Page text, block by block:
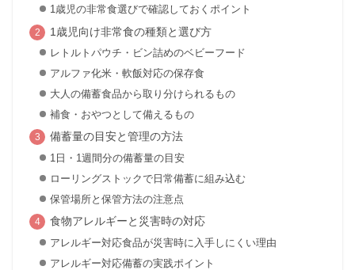
1歳児の非常食選びで確認しておくポイント
1歳児向け非常食の種類と選び方
レトルトパウチ・ビン詰めのベビーフード
アルファ化米・軟飯対応の保存食
大人の備蓄食品から取り分けられるもの
補食・おやつとして備えるもの
備蓄量の目安と管理の方法
1日・1週間分の備蓄量の目安
ローリングストックで日常備蓄に組み込む
保管場所と保管方法の注意点
食物アレルギーと災害時の対応
アレルギー対応食品が災害時に入手しにくい理由
アレルギー対応備蓄の実践ポイント